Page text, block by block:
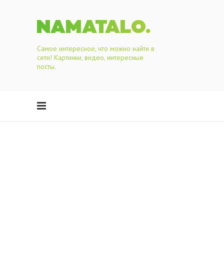
Самое интересное, что можно найти в
сети! Картинки, видео, интересные
посты.